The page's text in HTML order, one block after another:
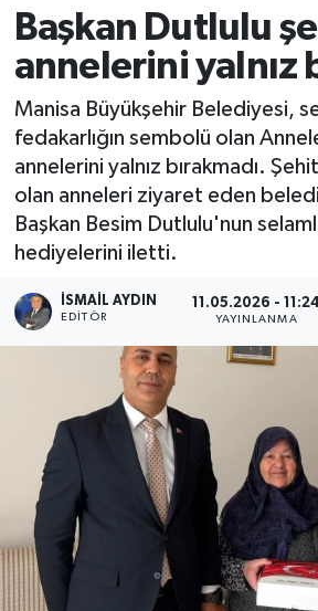
Başkan Dutlulu
annelerini yalnız
Manisa Büyükşehir Belediyesi,
fedakarlığın sembolü olan
annelerini yalnız bırakmadı.
olan anneleri ziyaret eden
Başkan Besim Dutlulu'nun
hediyelerini iletti.
İSMAIL AYDIN
EDITÖR
11.05.2026 -
YAYINLANMA
SPOR
YAŞAM
RESMİ REKLAM
Son Dakika Haberleri
Haber Arşivi